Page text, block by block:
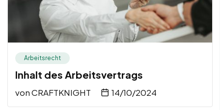
Arbeitsrecht
Inhalt des Arbeitsvertrags
vonCRAFTKNIGHT 14/10/2024